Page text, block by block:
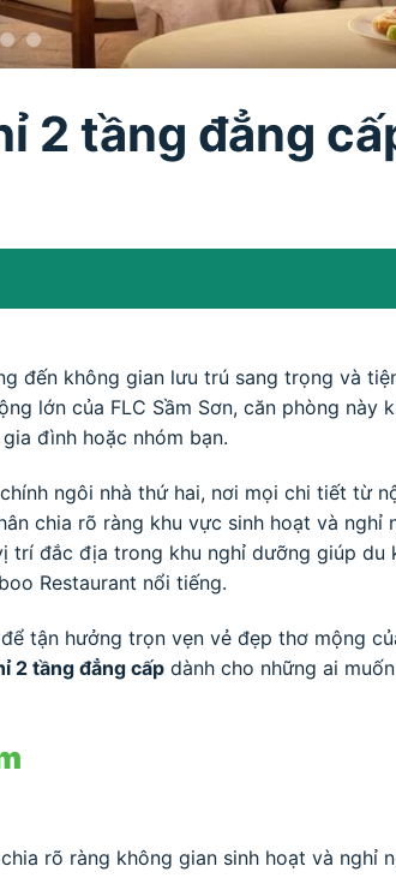
2 tầng đẳng
đến không gian lưu trú sang trọng và
lớn của FLC Sầm Sơn, căn phòng này
đình hoặc nhóm bạn.
ngôi nhà thứ hai, nơi mọi chi tiết từ
chia rõ ràng khu vực sinh hoạt và nghỉ
đắc địa trong khu nghỉ dưỡng giúp du
Restaurant nổi tiếng.
tận hưởng trọn vẹn vẻ đẹp thơ mộng
2 tầng đẳng cấp dành cho những ai
rõ ràng không gian sinh hoạt và nghỉ